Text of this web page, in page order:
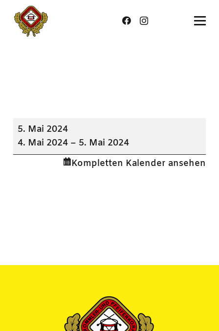
Mühlacker
Frühling
5. Mai 2024
4. Mai 2024 – 5. Mai 2024
Kompletten Kalender ansehen